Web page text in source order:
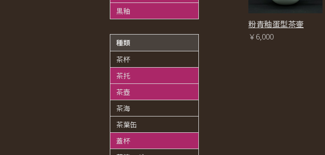
黒釉
種類
茶杯
茶托
茶壺
茶海
茶葉缶
蓋杯
粉青釉蛋型茶壷
￥6,000